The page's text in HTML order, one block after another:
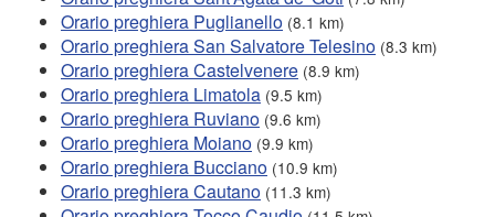
Orario preghiera Puglianello (8.1 km)
Orario preghiera San Salvatore Telesino (8.3 km)
Orario preghiera Castelvenere (8.9 km)
Orario preghiera Limatola (9.5 km)
Orario preghiera Ruviano (9.6 km)
Orario preghiera Moiano (9.9 km)
Orario preghiera Bucciano (10.9 km)
Orario preghiera Cautano (11.3 km)